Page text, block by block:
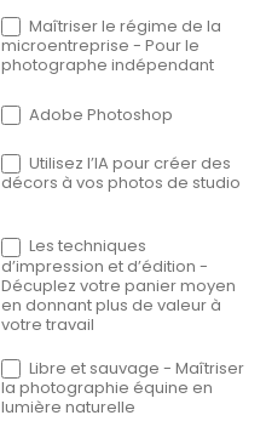
Maîtriser le régime de la
microentreprise - Pour le
photographe indépendant
Adobe Photoshop
Utilisez l’IA pour créer des
décors à vos photos de studio
Les techniques
d’impression et d’édition -
Décuplez votre panier moyen
en donnant plus de valeur à
votre travail
Libre et sauvage - Maîtriser
la photographie équine en
lumière naturelle